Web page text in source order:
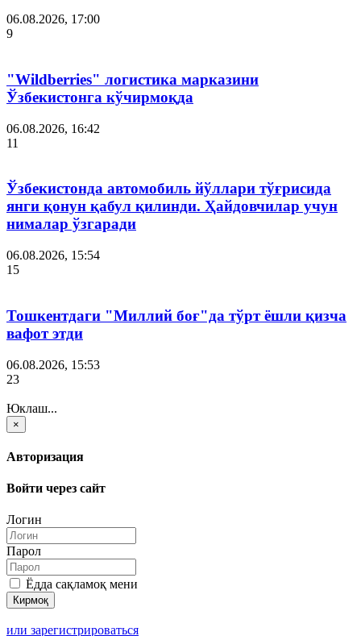
06.08.2026, 17:00
9
"Wildberries" логистика марказини
Ўзбекистонга кўчирмоқда
06.08.2026, 16:42
11
Ўзбекистонда автомобиль йўллари тўғрисида
янги қонун қабул қилинди. Ҳайдовчилар учун
нималар ўзгаради
06.08.2026, 15:54
15
Тошкентдаги "Миллий боғ"да тўрт ёшли қизча
вафот этди
06.08.2026, 15:53
23
Юклаш...
×
Авторизация
Войти через сайт
Логин
Парол
Ёдда сақламоқ мени
или зарегистрироваться